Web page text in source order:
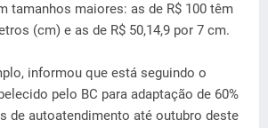
tamanhos maiores: as de R$ 100 têm
(cm) e as de R$ 50,14,9 por 7 cm.
informou que está seguindo o
pelo BC para adaptação de 60%
de autoatendimento até outubro deste